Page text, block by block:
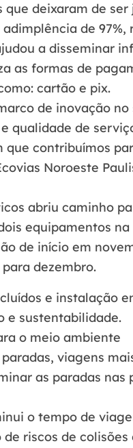
que deixaram de
de 97%,
a disseminar
as formas de
cartão e pix.
de inovação
qualidade de
contribuímos
Noroeste
abriu caminho
equipamentos na
de início em
dezembro.
e instalação
e sustentabilidade.
o meio ambiente
viagens
as paradas
o tempo de
de riscos de